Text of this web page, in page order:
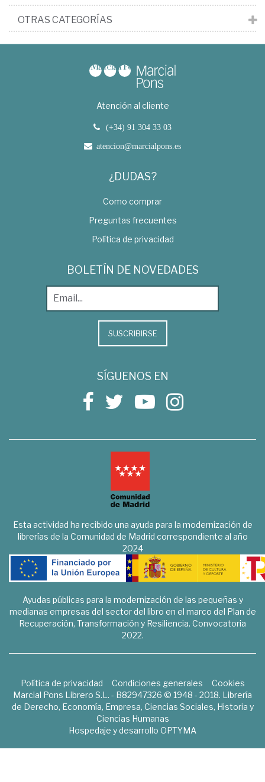
OTRAS CATEGORÍAS
Atención al cliente
(+34) 91 304 33 03
atencion@marcialpons.es
¿DUDAS?
Como comprar
Preguntas frecuentes
Política de privacidad
BOLETÍN DE NOVEDADES
SUSCRIBIRSE
SÍGUENOS EN
Esta actividad ha recibido una ayuda para la modernización de
librerías de la Comunidad de Madrid correspondiente al año
2024
Ayudas públicas para la modernización de las pequeñas y
medianas empresas del sector del libro en el marco del Plan de
Recuperación, Transformación y Resiliencia. Convocatoria
2022.
Política de privacidad Condiciones generales
Cookies
Marcial Pons Librero S.L. - B82947326 © 1948 - 2018. Librería
de Derecho, Economía, Empresa, Ciencias Sociales, Historia y
Ciencias Humanas
Hospedaje y desarrollo OPTYMA